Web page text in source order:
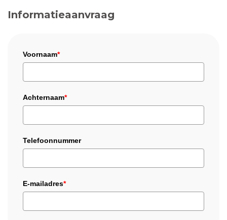
Informatieaanvraag
Voornaam*
Achternaam*
Telefoonnummer
E-mailadres*